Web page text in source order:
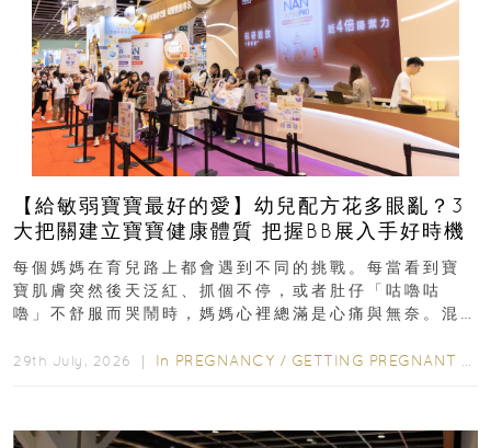
【給敏弱寶寶最好的愛】幼兒配方花多眼亂？3
大把關建立寶寶健康體質 把握BB展入手好時機
每個媽媽在育兒路上都會遇到不同的挑戰。每當看到寶
寶肌膚突然後天泛紅、抓個不停，或者肚仔「咕嚕咕
嚕」不舒服而哭鬧時，媽媽心裡總滿是心痛與無奈。混
29th July, 2026 ｜ In PREGNANCY / GETTING PREGNANT